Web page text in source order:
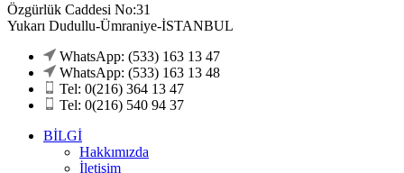
Özgürlük Caddesi No:31
Yukarı Dudullu-Ümraniye-İSTANBUL
WhatsApp: (533) 163 13 47
WhatsApp: (533) 163 13 48
Tel: 0(216) 364 13 47
Tel: 0(216) 540 94 37
BİLGİ
Hakkımızda
İletişim